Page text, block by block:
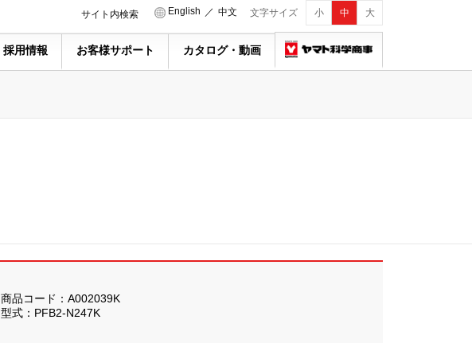
文字サイズ 小 中 大
English ／ 中文
サイト内検索
採用情報 お客様サポート カタログ・動画
商品コード：A002039K
型式：PFB2-N247K